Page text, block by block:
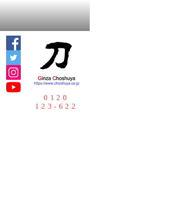
0120
123-622